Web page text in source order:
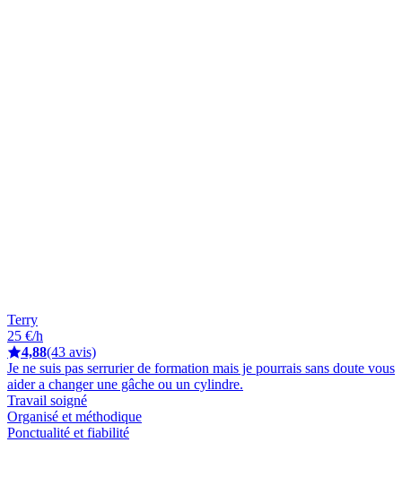
Terry
25 €/h
4,88(43 avis)
Je ne suis pas serrurier de formation mais je pourrais sans doute vous
aider a changer une gâche ou un cylindre.
Travail soigné
Organisé et méthodique
Ponctualité et fiabilité